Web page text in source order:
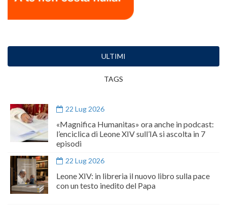
ULTIMI
TAGS
22 Lug 2026
«Magnifica Humanitas» ora anche in podcast:
l’enciclica di Leone XIV sull’IA si ascolta in 7
episodi
22 Lug 2026
Leone XIV: in libreria il nuovo libro sulla pace
con un testo inedito del Papa